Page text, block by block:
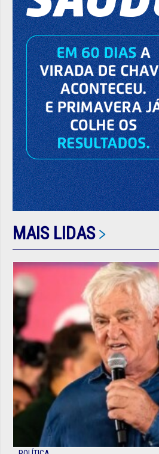
MAIS LIDAS